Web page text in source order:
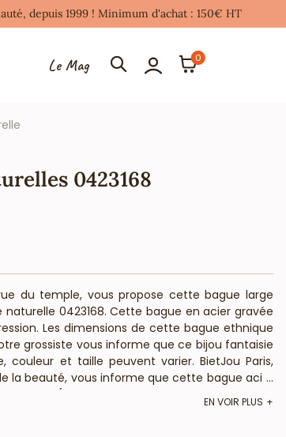
depuis 1999 ! Minimum d'achat : 150€ HT
Le Mag 0
0423168
du temple, vous propose cette bague large
0423168. Cette bague en acier gravée
Les dimensions de cette bague ethnique
grossiste vous informe que ce bijou fantaisie
et taille peuvent varier. BietJou Paris,
la beauté, vous informe que cette bague acier
(conformément aux lois françaises et
...
EN VOIR PLUS